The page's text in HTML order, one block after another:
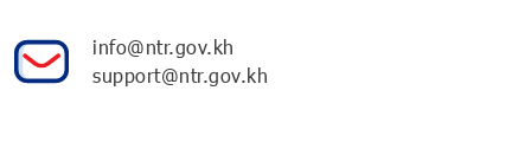
info@ntr.gov.kh
support@ntr.gov.kh